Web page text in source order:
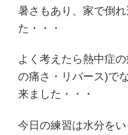
暑さもあり、家で倒
た・・・
よく考えたら熱中症
の痛さ・リバース)で
来ました・・・
今日の練習は水分を